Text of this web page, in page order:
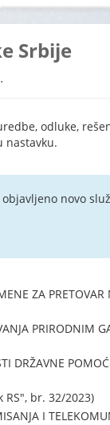
Srbije
odluke,
nastavku.
novo
ZA
PRIRODNIM
DRŽAVNE
RS", br. 32/2023)
I